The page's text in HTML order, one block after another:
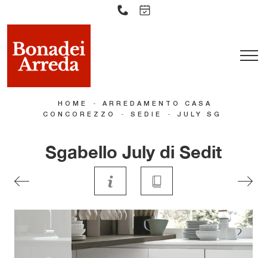
HOME -
ARREDAMENTO CASA
CONCOREZZO
- SEDIE - JULY SG
Sgabello July di Sedit